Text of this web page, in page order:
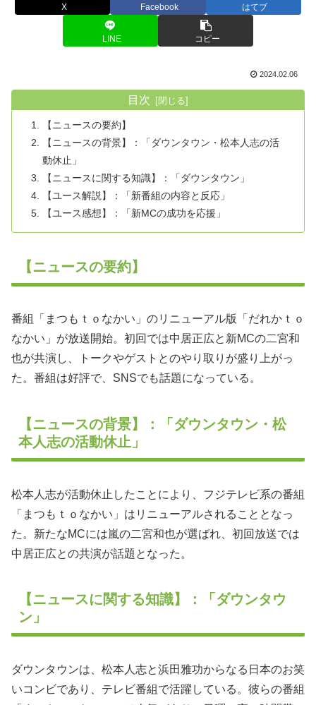
X Facebook はてブ
LINE コピー
2024.02.06
目次
【ニュースの要約】
【ニュースの背景】：「ダウンタウン・松本人志の活
動休止」
【ニュースに関する知識】：「ダウンタウン」
【ユース解説】：「新番組の内容と反応」
【ユース感想】：「新MCの成功を応援」
【ニュースの要約】
番組「まつもｔｏなかい」のリニューアル版「だれかｔｏ
なかい」が放送開始。初回では中居正広と新MCの二宮和
也が共演し、トークやゲストとのやり取りが盛り上がっ
た。番組は好評で、SNSでも話題になっている。
【ニュースの背景】：「ダウンタウン・松
本人志の活動休止」
松本人志が活動休止したことにより、フジテレビ系の番組
「まつもｔｏなかい」はリニューアルされることとなっ
た。新たなMCには嵐の二宮和也が選ばれ、初回放送では
中居正広との共演が話題となった。
【ニュースに関する知識】：「ダウンタウ
ン」
ダウンタウンは、松本人志と浜田雅功からなる日本のお笑
いコンビであり、テレビ番組で活躍している。彼らの番組